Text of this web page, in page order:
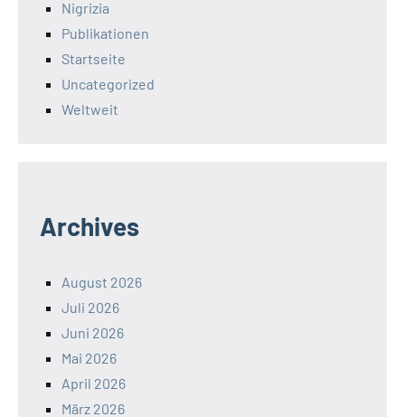
Nigrizia
Publikationen
Startseite
Uncategorized
Weltweit
Archives
August 2026
Juli 2026
Juni 2026
Mai 2026
April 2026
März 2026